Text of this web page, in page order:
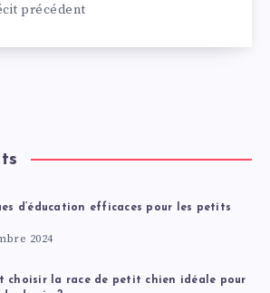
précédent
d’éducation efficaces pour les petits
2024
choisir la race de petit chien idéale pour